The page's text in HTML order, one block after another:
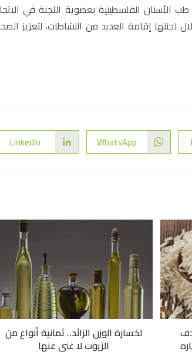
الفلسطينية بعضوية اللجنة في
إقامة العديد من النشاطات، لتعزيز
WhatsApp
LinkedIn
لخسارة الوزن الزائد.. ثمانية أنواع من
الزيوت لا غنى عنها